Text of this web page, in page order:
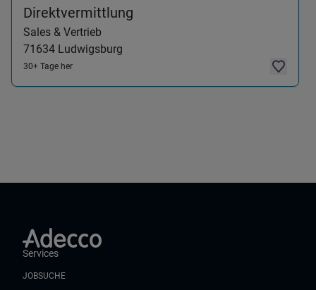
Direktvermittlung
Sales & Vertrieb
71634 Ludwigsburg
30+ Tage her
Services
JOBSUCHE